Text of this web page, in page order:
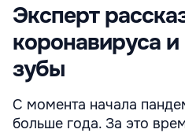
Эксперт
коронавируса
зубы
С момента начала
больше года. За это